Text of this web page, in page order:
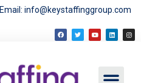
Email: info@keystaffinggroup.com